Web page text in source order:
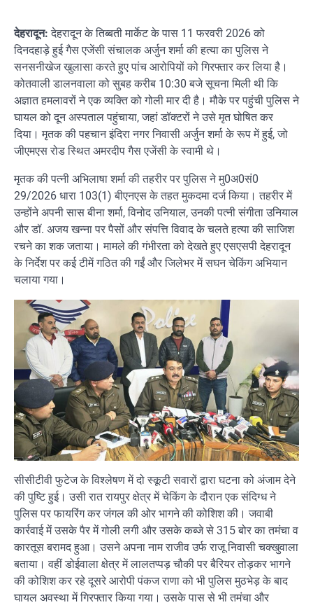
देहरादून: देहरादून के तिब्बती मार्केट के पास 11 फरवरी 2026 को
दिनदहाड़े हुई गैस एजेंसी संचालक अर्जुन शर्मा की हत्या का पुलिस ने
सनसनीखेज खुलासा करते हुए पांच आरोपियों को गिरफ्तार कर लिया है।
कोतवाली डालनवाला को सुबह करीब 10:30 बजे सूचना मिली थी कि
अज्ञात हमलावरों ने एक व्यक्ति को गोली मार दी है। मौके पर पहुंची पुलिस ने
घायल को दून अस्पताल पहुंचाया, जहां डॉक्टरों ने उसे मृत घोषित कर
दिया। मृतक की पहचान इंदिरा नगर निवासी अर्जुन शर्मा के रूप में हुई, जो
जीएमएस रोड स्थित अमरदीप गैस एजेंसी के स्वामी थे।
मृतक की पत्नी अभिलाषा शर्मा की तहरीर पर पुलिस ने मु0अ0सं0
29/2026 धारा 103(1) बीएनएस के तहत मुकदमा दर्ज किया। तहरीर में
उन्होंने अपनी सास बीना शर्मा, विनोद उनियाल, उनकी पत्नी संगीता उनियाल
और डॉ. अजय खन्ना पर पैसों और संपत्ति विवाद के चलते हत्या की साजिश
रचने का शक जताया। मामले की गंभीरता को देखते हुए एसएसपी देहरादून
के निर्देश पर कई टीमें गठित की गईं और जिलेभर में सघन चेकिंग अभियान
चलाया गया।
सीसीटीवी फुटेज के विश्लेषण में दो स्कूटी सवारों द्वारा घटना को अंजाम देने
की पुष्टि हुई। उसी रात रायपुर क्षेत्र में चेकिंग के दौरान एक संदिग्ध ने
पुलिस पर फायरिंग कर जंगल की ओर भागने की कोशिश की। जवाबी
कार्रवाई में उसके पैर में गोली लगी और उसके कब्जे से 315 बोर का तमंचा व
कारतूस बरामद हुआ। उसने अपना नाम राजीव उर्फ राजू निवासी चक्खुवाला
बताया। वहीं डोईवाला क्षेत्र में लालतप्पड़ चौकी पर बैरियर तोड़कर भागने
की कोशिश कर रहे दूसरे आरोपी पंकज राणा को भी पुलिस मुठभेड़ के बाद
घायल अवस्था में गिरफ्तार किया गया। उसके पास से भी तमंचा और